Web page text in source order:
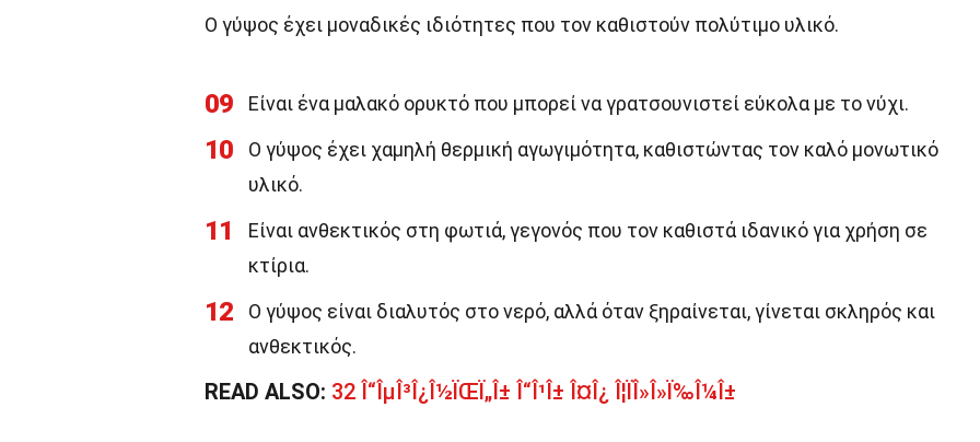
Ο γύψος έχει μοναδικές ιδιότητες που τον καθιστούν πολύτιμο υλικό.
09 Είναι ένα μαλακό ορυκτό που μπορεί να γρατσουνιστεί εύκολα με το νύχι.
10
Ο γύψος έχει χαμηλή θερμική αγωγιμότητα, καθιστώντας τον καλό μονωτικό
υλικό.
11
Είναι ανθεκτικός στη φωτιά, γεγονός που τον καθιστά ιδανικό για χρήση σε
κτίρια.
12
Ο γύψος είναι διαλυτός στο νερό, αλλά όταν ξηραίνεται, γίνεται σκληρός και
ανθεκτικός.
READ ALSO: 32 Î“ÎµÎ³Î¿Î½ÏŒÏ„Î± Î“Î¹Î± Î¤Î¿ Î¦ÏÎ»Î»Ï‰Î¼Î±